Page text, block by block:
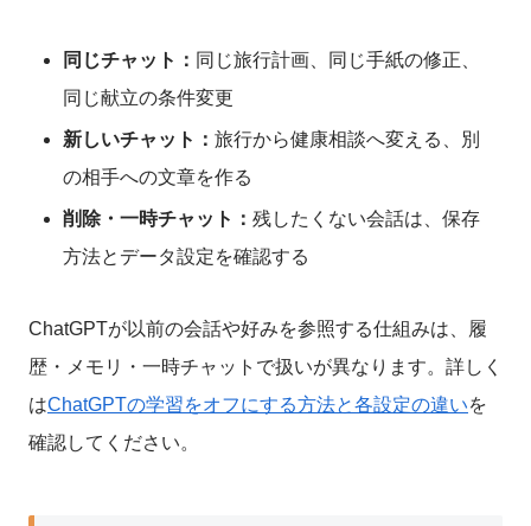
同じチャット： 同じ旅行計画、同じ手紙の修正、
同じ献立の条件変更
新しいチャット：旅行から健康相談へ変える、別
の相手への文章を作る
削除・一時チャット：残したくない会話は、保存
方法とデータ設定を確認する
ChatGPTが以前の会話や好みを参照する仕組みは、履
歴・メモリ・一時チャットで扱いが異なります。詳しく
はChatGPTの学習をオフにする方法と各設定の違いを
確認してください。